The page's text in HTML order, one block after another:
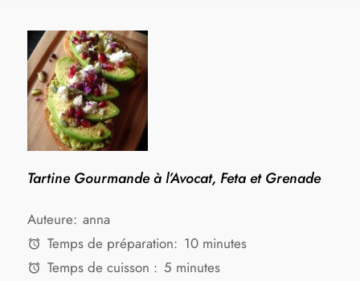
Tartine Gourmande à l’Avocat, Feta et Grenade
Auteure: anna
Temps de préparation: 10 minutes
Temps de cuisson : 5 minutes